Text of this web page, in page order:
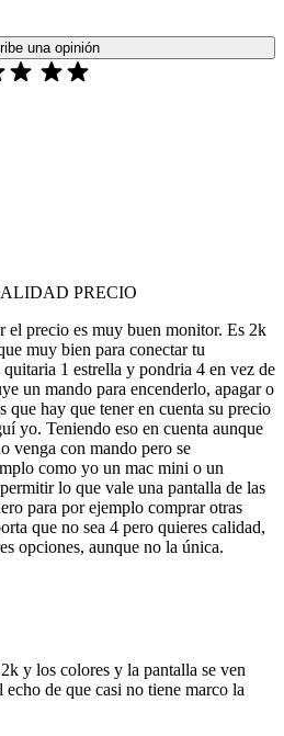
una opinión
PRECIO
el precio es muy buen monitor. Es 2k
muy bien para conectar tu
1 estrella y pondria 4 en vez de
un mando para encenderlo, apagar o
que hay que tener en cuenta su precio
yo. Teniendo eso en cuenta aunque
venga con mando pero se
como yo un mac mini o un
lo que vale una pantalla de las
para por ejemplo comprar otras
que no sea 4 pero quieres calidad,
opciones, aunque no la única.
y los colores y la pantalla se ven
de que casi no tiene marco la